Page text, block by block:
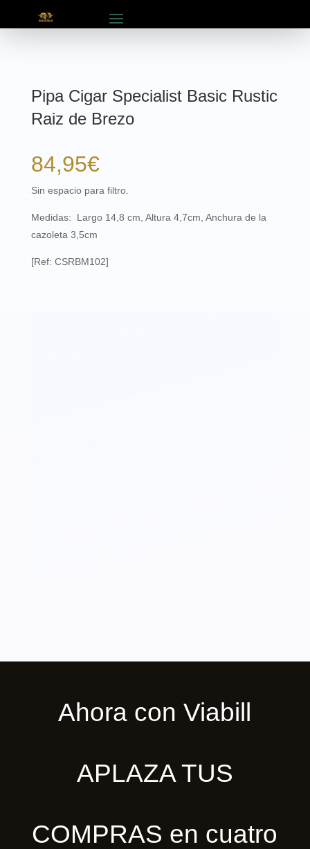
Pipa Cigar Specialist Basic Rustic
Raiz de Brezo
84,95€
Sin espacio para filtro.
Medidas: Largo 14,8 cm, Altura 4,7cm, Anchura de la
cazoleta 3,5cm
[Ref: CSRBM102]
Ahora con Viabill
APLAZA TUS
COMPRAS en cuatro